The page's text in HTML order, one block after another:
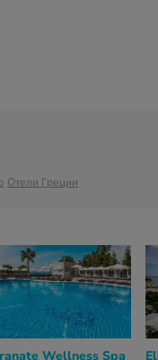
Отели Греции
Wellness Spa